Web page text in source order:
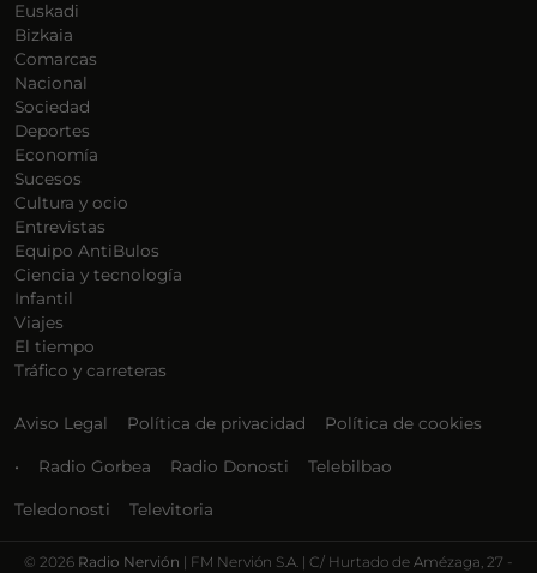
Euskadi
Bizkaia
Comarcas
Nacional
Sociedad
Deportes
Economía
Sucesos
Cultura y ocio
Entrevistas
Equipo AntiBulos
Ciencia y tecnología
Infantil
Viajes
El tiempo
Tráfico y carreteras
Aviso Legal Política de privacidad Política de cookies
• Radio Gorbea Radio Donosti Telebilbao
Teledonosti Televitoria
© 2026 Radio Nervión | FM Nervión S.A. | C/ Hurtado de Amézaga, 27 -